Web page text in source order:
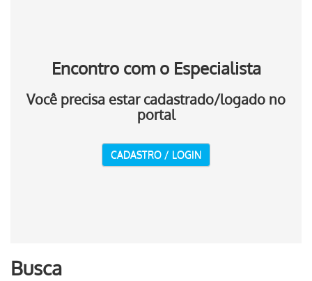
Encontro com o Especialista
Você precisa estar cadastrado/logado no
portal
CADASTRO / LOGIN
Busca